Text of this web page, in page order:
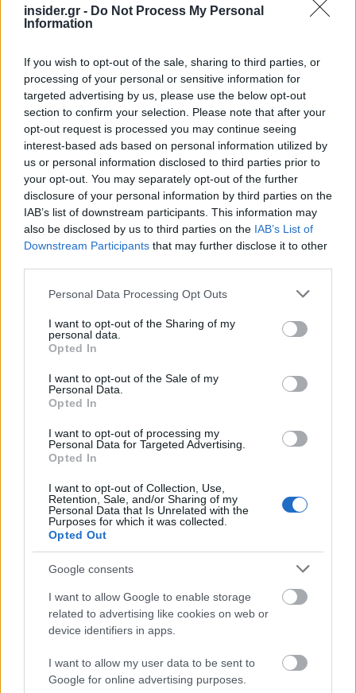
insider.gr - Do Not Process My Personal
Information
If you wish to opt-out of the sale, sharing to third parties, or
processing of your personal or sensitive information for
targeted advertising by us, please use the below opt-out
section to confirm your selection. Please note that after your
opt-out request is processed you may continue seeing
interest-based ads based on personal information utilized by
us or personal information disclosed to third parties prior to
your opt-out. You may separately opt-out of the further
disclosure of your personal information by third parties on the
IAB’s list of downstream participants. This information may
also be disclosed by us to third parties on the IAB’s List of
Downstream Participants that may further disclose it to other
Please note that this website/app uses one or more Google
not limited to your visit or usage behaviour. You may click to
grant or deny consent to Google and its third-party tags to
use your data for below specified purposes in below Google
consent section.
Personal Data Processing Opt Outs
I want to opt-out of the Sharing of my
personal data.
Opted In
I want to opt-out of the Sale of my
Personal Data.
Opted In
I want to opt-out of processing my
Personal Data for Targeted Advertising.
Opted In
I want to opt-out of Collection, Use,
Retention, Sale, and/or Sharing of my
Personal Data that Is Unrelated with the
Purposes for which it was collected.
Opted Out
Google consents
I want to allow Google to enable storage
related to advertising like cookies on web or
device identifiers in apps.
I want to allow my user data to be sent to
Google for online advertising purposes.
Πηγή: ΑΠΕ-ΜΠΕ
Ακολουθήστε τοinsider.gr στο Google News
και μάθετε
πρώτοι όλες τις